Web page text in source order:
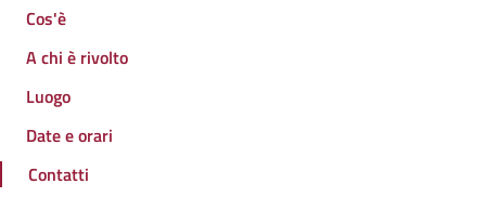
Cos'è
A chi è rivolto
Luogo
Date e orari
Contatti